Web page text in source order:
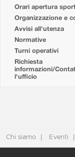
Orari apertura
Organizzazione e
Avvisi all'utenza
Normative
Turni operativi
Richiesta
informazioni/
l'ufficio
Chi siamo Eventi